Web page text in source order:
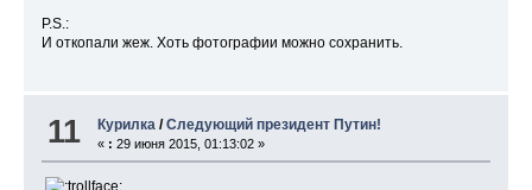
P.S.:
И откопали жеж. Хоть фотографии можно сохранить.
11 Курилка /Следующий президент Путин!
« : 29 июня 2015, 01:13:02 »